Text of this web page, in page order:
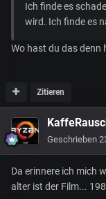
Ich finde es
wird. Ich finde es
Wo hast du das denn
Zitieren
Geschrieben
Da erinnere ich mich
alter ist der Film...